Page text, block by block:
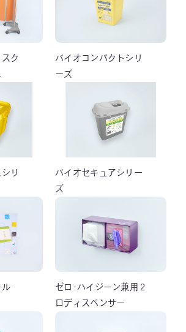
ク
バイオコンパクトシリ
ーズ
リ
バイオセキュアシリー
ズ
ル
ゼロ･ハイジーン兼用２
口ディスペンサー